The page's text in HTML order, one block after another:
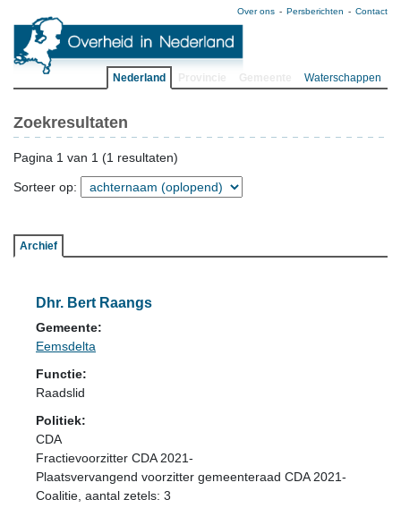
Over ons Persberichten Contact
Nederland Waterschappen
Zoekresultaten
Pagina 1 van 1 (1 resultaten)
Sorteer op:
Archief
Dhr. Bert Raangs
Gemeente:
Eemsdelta
Functie:
Raadslid
Politiek:
CDA
Fractievoorzitter CDA 2021-
Plaatsvervangend voorzitter gemeenteraad CDA 2021-
Coalitie , aantal zetels: 3